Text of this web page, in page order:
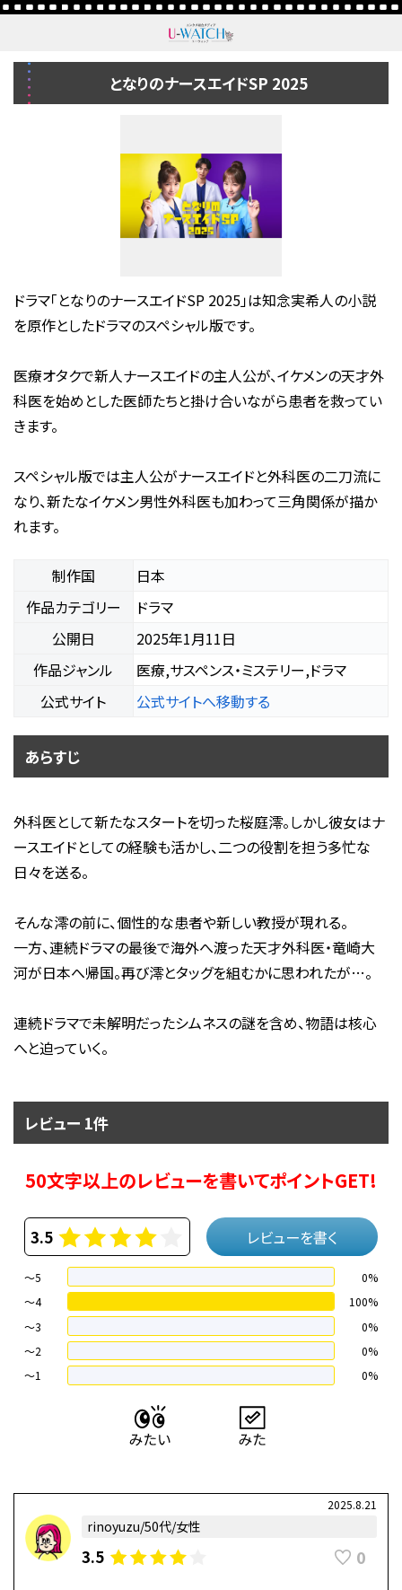
となりのナースエイドSP 2025
ドラマ「となりのナースエイドSP 2025」は知念実希人の小説
を原作としたドラマのスペシャル版です。
医療オタクで新人ナースエイドの主人公が、イケメンの天才外
科医を始めとした医師たちと掛け合いながら患者を救ってい
きます。
スペシャル版では主人公がナースエイドと外科医の二刀流に
なり、新たなイケメン男性外科医も加わって三角関係が描か
れます。
制作国
日本
作品カテゴリー
ドラマ
公開日
2025年1月11日
作品ジャンル
医療,サスペンス・ミステリー,ドラマ
公式サイト
公式サイトへ移動する
あらすじ
外科医として新たなスタートを切った桜庭澪。しかし彼女はナ
ースエイドとしての経験も活かし、二つの役割を担う多忙な
日々を送る。
そんな澪の前に、個性的な患者や新しい教授が現れる。
一方、連続ドラマの最後で海外へ渡った天才外科医・竜崎大
河が日本へ帰国。再び澪とタッグを組むかに思われたが…。
連続ドラマで未解明だったシムネスの謎を含め、物語は核心
へと迫っていく。
レビュー 1件
50文字以上のレビューを書いてポイントGET!
3.5 レビューを書く
～5
0%
～4
100%
〜3
0%
〜2
0%
〜1
0%
2025.8.21
rinoyuzu/50代/女性
3.5 0